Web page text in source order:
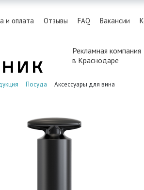
и оплата Отзывы FAQ Вакансии
Рекламная компания
в Краснодаре
Посуда Аксессуары для вина